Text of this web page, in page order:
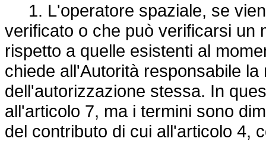
1. L'operatore spaziale, se
verificato o che può verificarsi un
rispetto a quelle esistenti al
chiede all'Autorità responsabile
dell'autorizzazione stessa. In
all'articolo 7, ma i termini sono
del contributo di cui all'articolo 4,